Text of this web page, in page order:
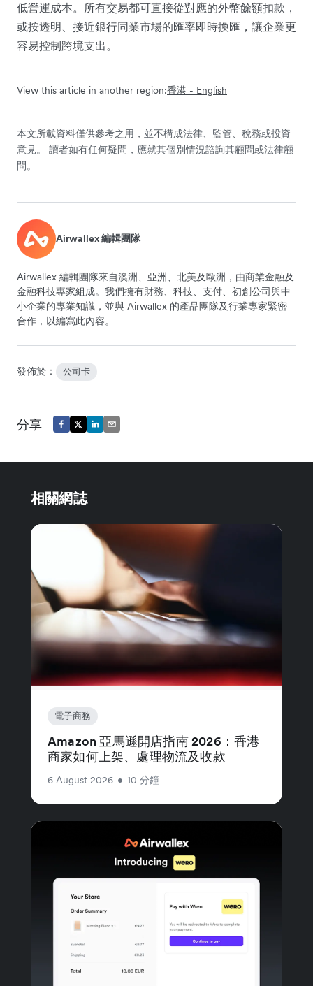
低營運成本。所有交易都可直接從對應的外幣餘額扣款，
或按透明、接近銀行同業市場的匯率即時換匯，讓企業更
容易控制跨境支出。
View this article in another region:香港 - English
本文所載資料僅供參考之用，並不構成法律、監管、稅務或投資
意見。 讀者如有任何疑問，應就其個別情況諮詢其顧問或法律顧
問。
Airwallex 編輯團隊
Airwallex 編輯團隊來自澳洲、亞洲、北美及歐洲，由商業金融及
金融科技專家組成。我們擁有財務、科技、支付、初創公司與中
小企業的專業知識，並與 Airwallex 的產品團隊及行業專家緊密
合作，以編寫此內容。
發佈於： 公司卡
分享
相關網誌
電子商務
Amazon 亞馬遜開店指南 2026：香港
商家如何上架、處理物流及收款
6 August 2026 • 10 分鐘